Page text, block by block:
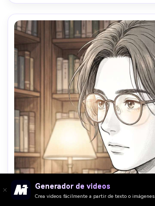
Generador de videos
Crea videos fácilmente a partir de texto o imágenes